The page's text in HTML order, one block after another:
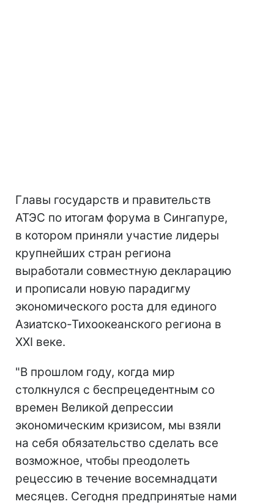
Главы государств и правительств
АТЭС по итогам форума в Сингапуре,
в котором приняли участие лидеры
крупнейших стран региона
выработали совместную декларацию
и прописали новую парадигму
экономического роста для единого
Азиатско-Тихоокеанского региона в
XXI веке.
"В прошлом году, когда мир
столкнулся с беспрецедентным со
времен Великой депрессии
экономическим кризисом, мы взяли
на себя обязательство сделать все
возможное, чтобы преодолеть
рецессию в течение восемнадцати
месяцев. Сегодня предпринятые нами